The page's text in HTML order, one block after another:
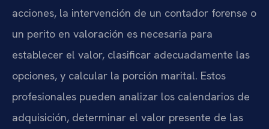
acciones, la intervención de un contador forense o
un perito en valoración es necesaria para
establecer el valor, clasificar adecuadamente las
opciones, y calcular la porción marital. Estos
profesionales pueden analizar los calendarios de
adquisición, determinar el valor presente de las